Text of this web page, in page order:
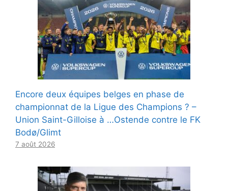
Encore deux équipes belges en phase de
championnat de la Ligue des Champions ? –
Union Saint-Gilloise à …Ostende contre le FK
Bodø/Glimt
7 août 2026